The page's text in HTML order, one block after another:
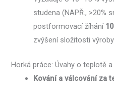
studena (NAPŘ., >20%
postformovací žíhání
zvýšení složitosti
Horká práce: Úvahy o teplotě
Kování a válcování za